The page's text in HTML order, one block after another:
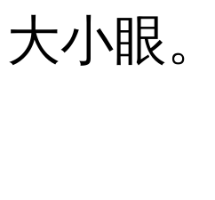
大小眼。